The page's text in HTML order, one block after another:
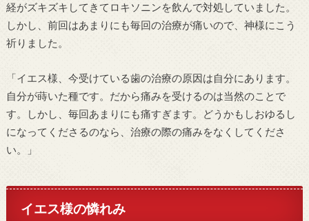
経がズキズキしてきてロキソニンを飲んで対処していました。
しかし、前回はあまりにも毎回の治療が痛いので、神様にこう
祈りました。
「イエス様、今受けている歯の治療の原因は自分にあります。
自分が蒔いた種です。だから痛みを受けるのは当然のことで
す。しかし、毎回あまりにも痛すぎます。どうかもしおゆるし
になってくださるのなら、治療の際の痛みをなくしてくださ
い。」
イエス様の憐れみ